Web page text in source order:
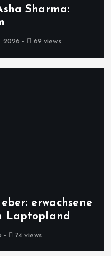
Sharma:
2026 69 views
erwachsene
Laptopland
74 views